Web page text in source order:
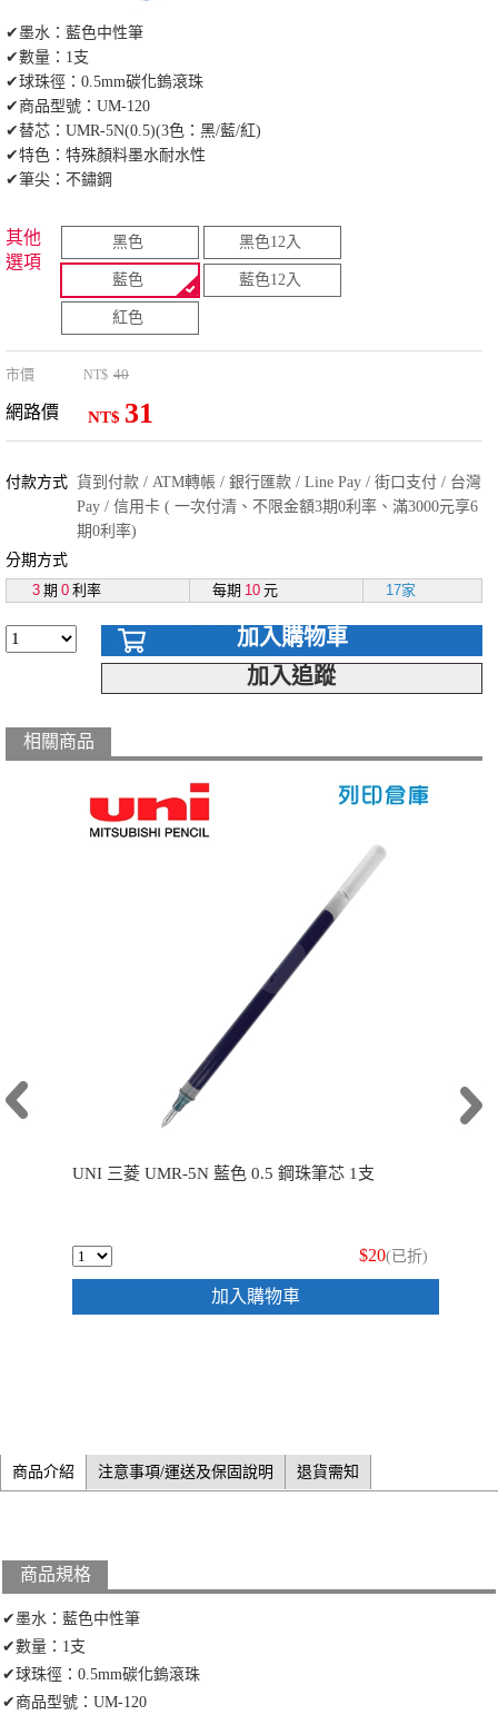
✔墨水：藍色中性筆
✔數量：1支
✔球珠徑：0.5mm碳化鎢滾珠
✔商品型號：UM-120
✔替芯：UMR-5N(0.5)(3色：黑/藍/紅)
✔特色：特殊顏料墨水耐水性
✔筆尖：不鏽鋼
其他
選項
黑色 黑色12入
藍色 藍色12入
紅色
市價 NT$ 40
網路價 NT$ 31
付款方式 貨到付款 / ATM轉帳 / 銀行匯款 / Line Pay / 街口支付 / 台灣
Pay / 信用卡 ( 一次付清、不限金額3期0利率、滿3000元享6
期0利率)
分期方式
3 期 0 利率 每期 10 元 17家
加入購物車
加入追蹤
相關商品
UNI 三菱 UMR-5N 藍色 0.5 鋼珠筆芯 1支
$20(已折)
加入購物車
商品介紹 注意事項/運送及保固說明 退貨需知
商品規格
✔墨水：藍色中性筆
✔數量：1支
✔球珠徑：0.5mm碳化鎢滾珠
✔商品型號：UM-120